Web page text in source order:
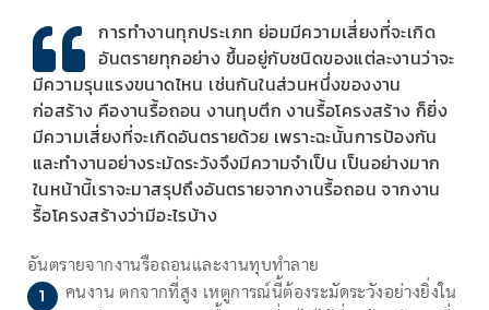
การทำงานทุกประเภท ย่อมมีความเสี่ยงที่จะเกิด
อันตรายทุกอย่าง ขึ้นอยู่กับชนิดของแต่ละงานว่าจะ
มีความรุนแรงขนาดไหน เช่นกันในส่วนหนึ่งของงาน
ก่อสร้าง คืองานรื้อถอน งานทุบตึก งานรื้อโครงสร้าง ก็ยิ่ง
มีความเสี่ยงที่จะเกิดอันตรายด้วย เพราะฉะนั้นการป้องกัน
และทำงานอย่างระมัดระวังจึงมีความจำเป็น เป็นอย่างมาก
ในหน้านี้เราจะมาสรุปถึงอันตรายจากงานรื้อถอน จากงาน
รื้อโครงสร้างว่ามีอะไรบ้าง
อันตรายจากงานรื้อถอนและงานทุบทำลาย
คนงาน ตกจากที่สูง เหตูการณ์นี้ต้องระมัดระวังอย่างยิ่งใน